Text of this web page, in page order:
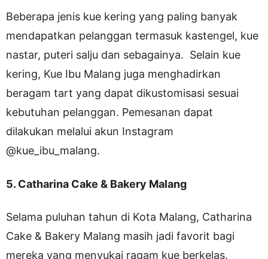
Beberapa jenis kue kering yang paling banyak
mendapatkan pelanggan termasuk kastengel, kue
nastar, puteri salju dan sebagainya. Selain kue
kering, Kue Ibu Malang juga menghadirkan
beragam tart yang dapat dikustomisasi sesuai
kebutuhan pelanggan. Pemesanan dapat
dilakukan melalui akun Instagram
@kue_ibu_malang.
5. Catharina Cake & Bakery Malang
Selama puluhan tahun di Kota Malang, Catharina
Cake & Bakery Malang masih jadi favorit bagi
mereka yang menyukai ragam kue berkelas.